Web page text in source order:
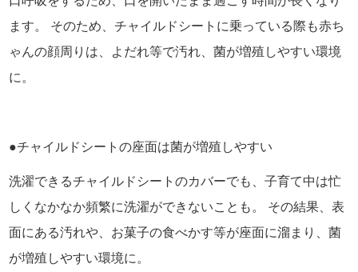
ます。 そのため、チャイルドシートに乗っている際も赤ち
ゃんの顔周りは、よだれ等で汚れ、菌が増殖しやすい環境
に。
●チャイルドシートの座面は菌が増殖しやすい
洗濯できるチャイルドシートのカバーでも、子育て中は忙
しくなかなか頻繁に洗濯ができないことも。 その結果、表
面にある汚れや、お菓子の食べかす等が座面に溜まり、菌
が増殖しやすい環境に。